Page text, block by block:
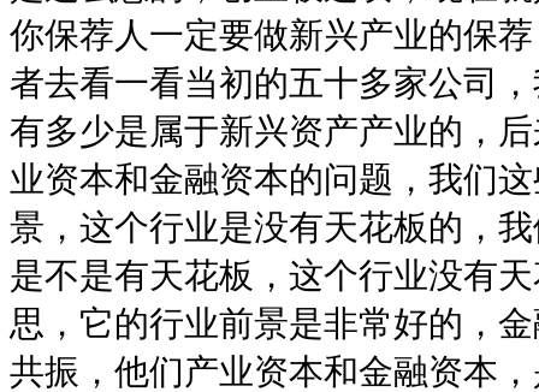
你保荐人一定要做新兴产业的保
者去看一看当初的五十多家公司
有多少是属于新兴资产产业的，
业资本和金融资本的问题，我们
景，这个行业是没有天花板的，
是不是有天花板，这个行业没有
思，它的行业前景是非常好的，
共振，他们产业资本和金融资本